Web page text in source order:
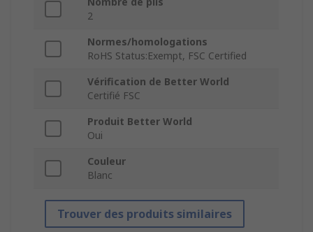
2
Normes/homologations
RoHS Status:Exempt, FSC Certified
Vérification de Better World
Certifié FSC
Produit Better World
Oui
Couleur
Blanc
Trouver des produits similaires